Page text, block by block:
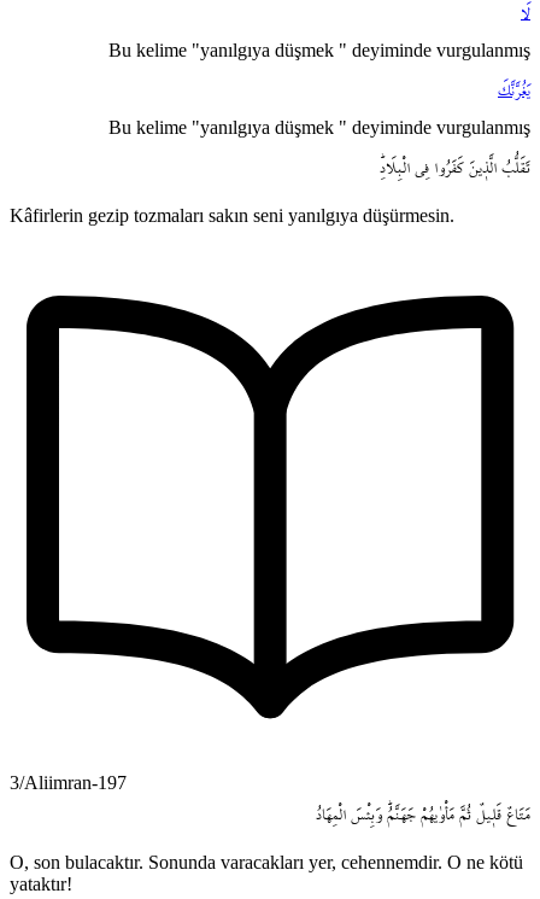
لَا
Bu kelime "yanılgıya düşmek " deyiminde vurgulanmış
يَغُرَّنَّكَ
Bu kelime "yanılgıya düşmek " deyiminde vurgulanmış
تَقَلُّبُ الَّذ۪ينَ كَفَرُوا فِي الْبِلَادِۜ
Kâfirlerin gezip tozmaları sakın seni yanılgıya düşürmesin.
3/Aliimran-197
مَتَاعٌ قَل۪يلٌ ثُمَّ مَأْوٰيهُمْ جَهَنَّمُۜ وَبِئْسَ الْمِهَادُ
O, son bulacaktır. Sonunda varacakları yer, cehennemdir. O ne kötü
yataktır!